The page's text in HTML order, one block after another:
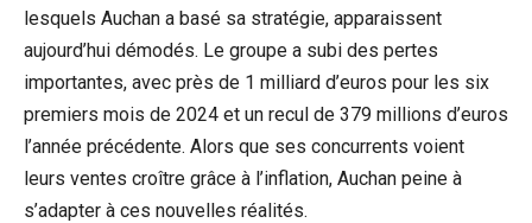
lesquels Auchan a basé sa stratégie, apparaissent
aujourd’hui démodés. Le groupe a subi des pertes
importantes, avec près de 1 milliard d’euros pour les six
premiers mois de 2024 et un recul de 379 millions d’euros
l’année précédente. Alors que ses concurrents voient
leurs ventes croître grâce à l’inflation, Auchan peine à
s’adapter à ces nouvelles réalités.